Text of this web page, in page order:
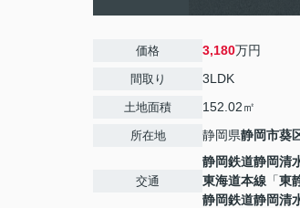
価格 3,180万円
間取り 3LDK
土地面積 152.02㎡
所在地 静岡県静岡市葵
交通
静岡鉄道静岡清
東海道本線 「東
静岡鉄道静岡清